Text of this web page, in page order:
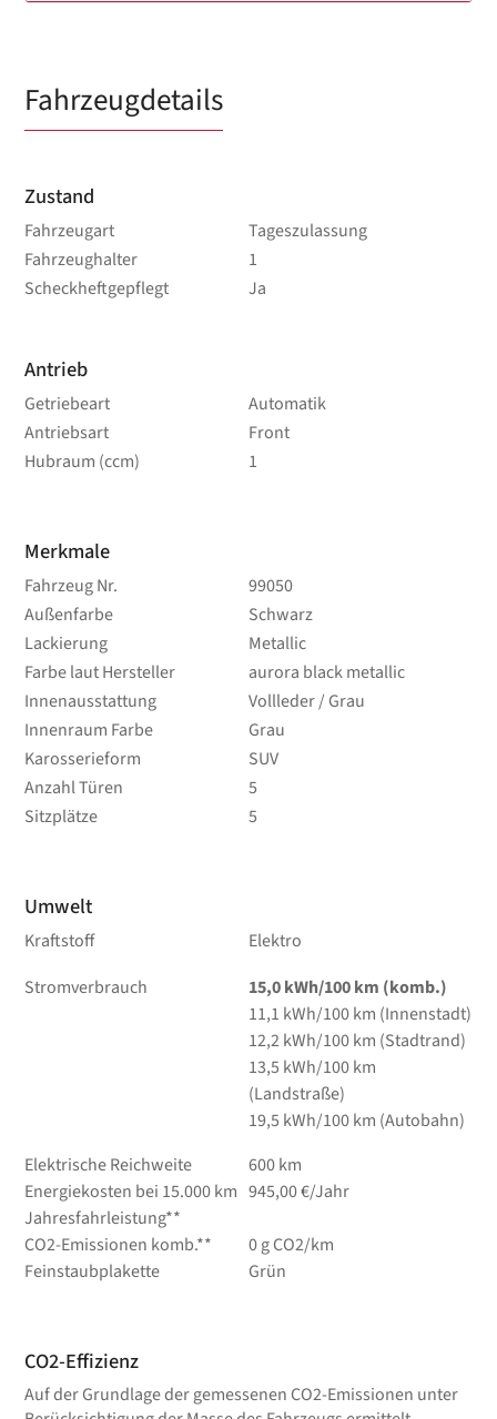
Fahrzeugdetails
Zustand
Fahrzeugart
Tageszulassung
Fahrzeughalter
1
Scheckheftgepflegt
Ja
Antrieb
Getriebeart
Automatik
Antriebsart
Front
Hubraum (ccm)
1
Merkmale
Fahrzeug Nr.
99050
Außenfarbe
Schwarz
Lackierung
Metallic
Farbe laut Hersteller
aurora black metallic
Innenausstattung
Vollleder / Grau
Innenraum Farbe
Grau
Karosserieform
SUV
Anzahl Türen
5
Sitzplätze
5
Umwelt
Kraftstoff
Elektro
Stromverbrauch
15,0 kWh/100 km (komb.)
11,1 kWh/100 km (Innenstadt)
12,2 kWh/100 km (Stadtrand)
13,5 kWh/100 km
(Landstraße)
19,5 kWh/100 km (Autobahn)
Elektrische Reichweite
600 km
Energiekosten bei 15.000 km
Jahresfahrleistung**
945,00 €/Jahr
CO2-Emissionen komb.**
0 g CO2/km
Feinstaubplakette
Grün
CO2-Effizienz
Auf der Grundlage der gemessenen CO2-Emissionen unter